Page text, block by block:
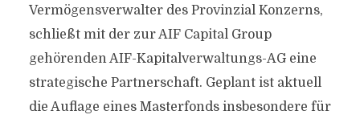
Vermögensverwalter des Provinzial Konzerns,
schließt mit der zur AIF Capital Group
gehörenden AIF-Kapitalverwaltungs-AG eine
strategische Partnerschaft. Geplant ist aktuell
die Auflage eines Masterfonds insbesondere für